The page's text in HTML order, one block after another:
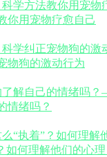
你用宠物疗愈自己
物狗的激动行为
情绪吗？
如何理解他们的心